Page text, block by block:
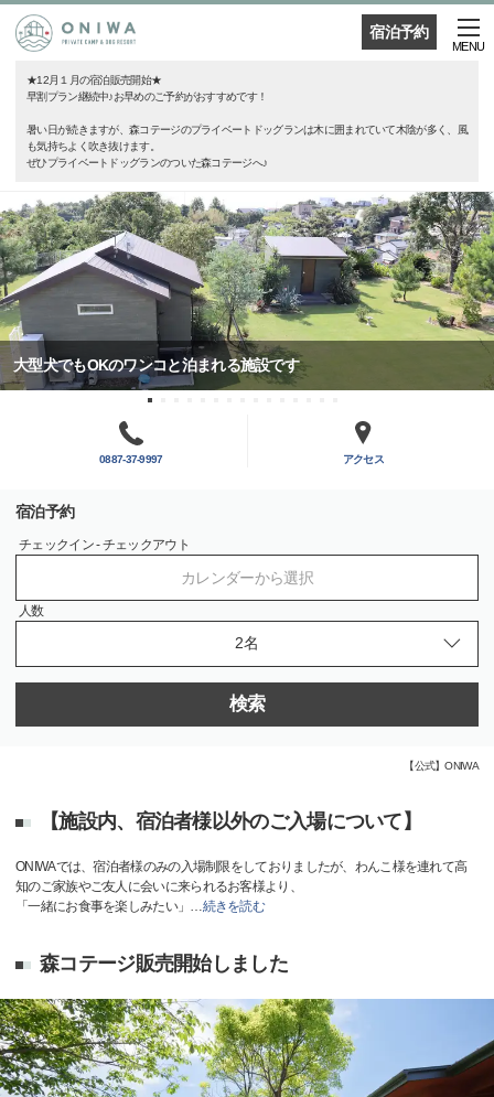
宿泊予約
MENU
★12月１月の宿泊販売開始★
早割プラン継続中♪お早めのご予約がおすすめです！
暑い日が続きますが、森コテージのプライベートドッグランは木に囲まれていて木陰が多く、風
も気持ちよく吹き抜けます。
ぜひプライベートドッグランのついた森コテージへ♪
大型犬でもOKのワンコと泊まれる施設です
0887-37-9997 アクセス
宿泊予約
チェックイン - チェックアウト
カレンダーから選択
人数
検索
【公式】ONIWA
【施設内、宿泊者様以外のご入場について】
ONIWAでは、宿泊者様のみの入場制限をしておりましたが、わんこ様を連れて高
知のご家族やご友人に会いに来られるお客様より、
「一緒にお食事を楽しみたい」 …続きを読む
森コテージ販売開始しました